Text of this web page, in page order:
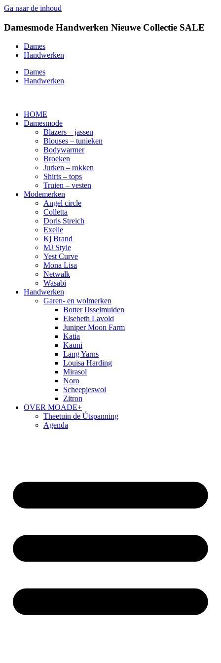
Ga naar de inhoud
Damesmode Handwerken Nieuwe Collectie SALE
Dames
Handwerken
Dames
Handwerken
HOME
Damesmode
Blazers – jassen
Blouses – tunieken
Bodywarmer
Broeken
Jurken – rokken
Shirts – tops
Truien – vesten
Modemerken
Angel circle
Colletta
Doris Streich
Exelle
Kj Brand
MJ Style
Yest Curve
Mona Lisa
Netwalk
Wasabi
Handwerken
Garen- en wolmerken
Botter IJsselmuiden
Elsebeth Lavold
Juniper Moon Farm
Katia
Kauni
Lang Yarns
Louisa Harding
Mirasol
Noro
Scheepjeswol
Zitron
OVER MOADE+
Theetuin de Útspanning
Agenda